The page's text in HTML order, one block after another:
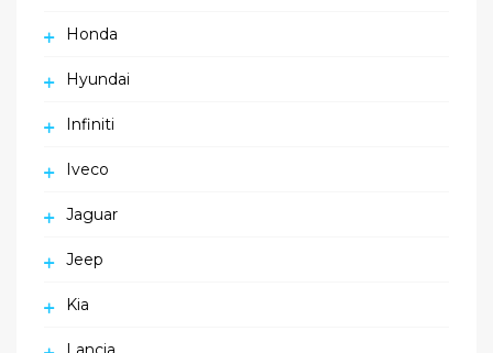
Honda
Hyundai
Infiniti
Iveco
Jaguar
Jeep
Kia